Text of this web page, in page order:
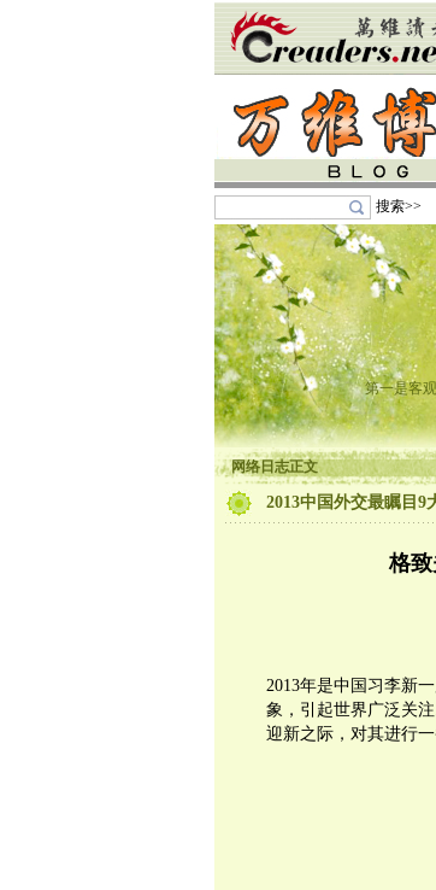
搜索>>
第一是客
网络日志正文
2013中国外交最瞩目9
格致
2013年是中国习李新
象，引起世界广泛关
迎新之际，对其进行